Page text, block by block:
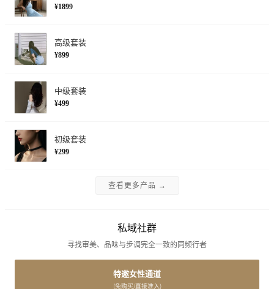
¥1899
高级套装
¥899
中级套装
¥499
初级套装
¥299
查看更多产品 →
私域社群
寻找审美、品味与步调完全一致的同频行者
特邀女性通道
(免购买/直接准入)